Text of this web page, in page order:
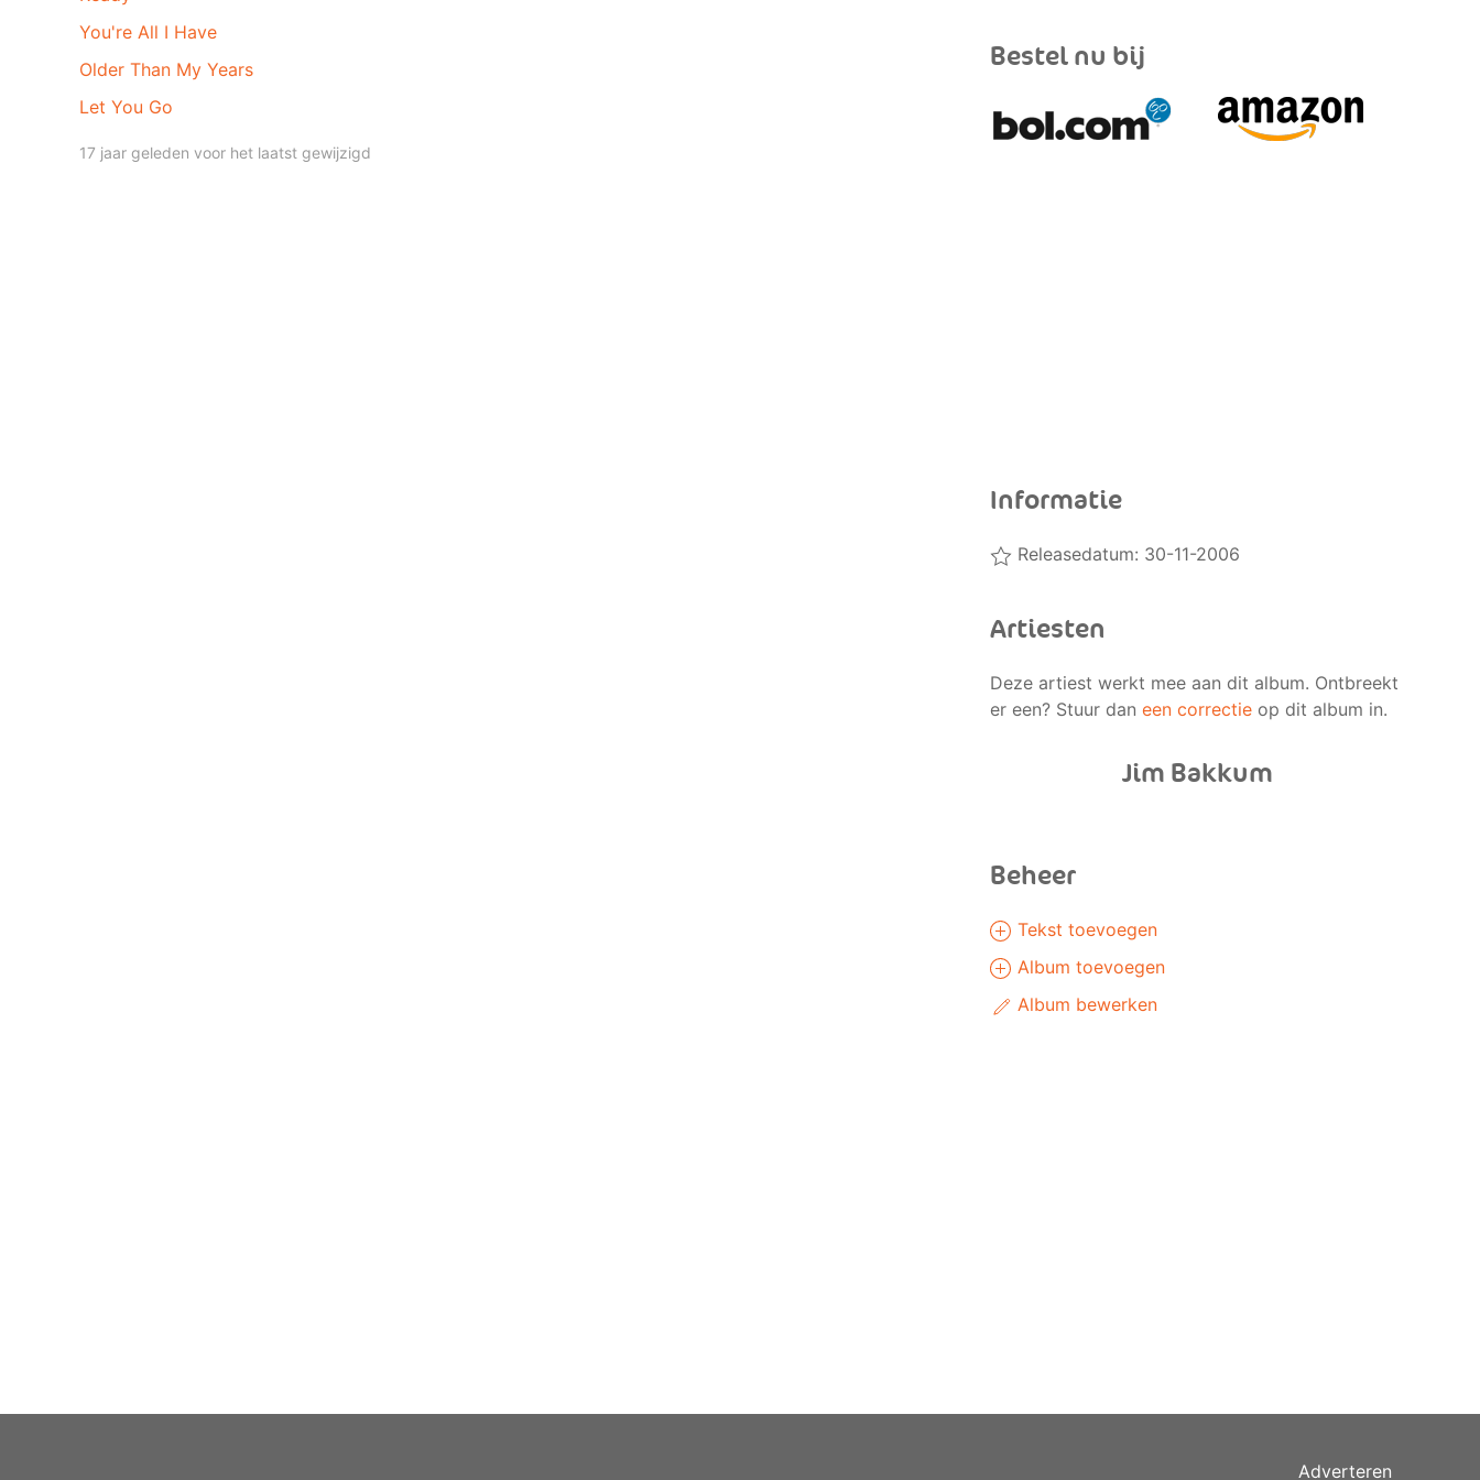
You're All I Have
Older Than My Years
Let You Go
17 jaar geleden voor het laatst gewijzigd
Bestel nu bij
Informatie
Releasedatum: 30-11-2006
Artiesten
Deze artiest werkt mee aan dit album. Ontbreekt
er een? Stuur dan een correctieop dit album in.
Jim Bakkum
Beheer
Tekst toevoegen
Album toevoegen
Album bewerken
Adverteren